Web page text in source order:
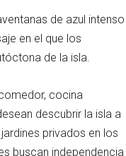
de azul intenso
en el que los
de la isla.
cocina
descubrir la isla a
privados en los
buscan independencia